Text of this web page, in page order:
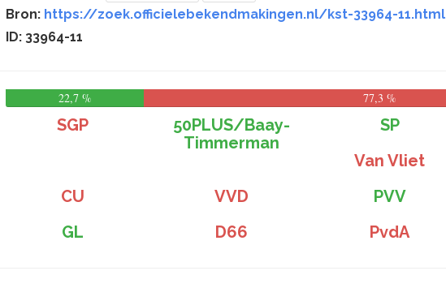
Bron: https://zoek.officielebekendmakingen.nl/kst-33964-11.html
ID: 33964-11
22,7 % 77,3 %
SGP
50PLUS/Baay-
Timmerman
SP
Van Vliet
CU
VVD PVV
GL
D66 PvdA